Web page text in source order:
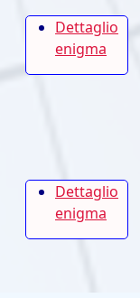
Dettaglio
enigma
Dettaglio
enigma